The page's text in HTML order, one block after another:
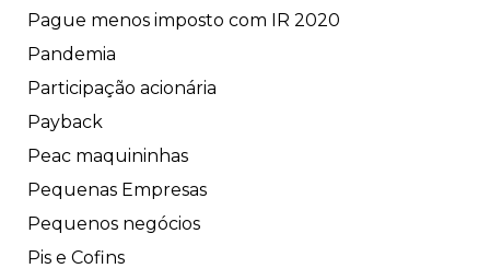
Pague menos imposto com IR 2020
Pandemia
Participação acionária
Payback
Peac maquininhas
Pequenas Empresas
Pequenos negócios
Pis e Cofins